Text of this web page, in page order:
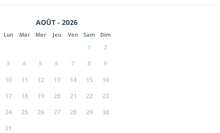
AOÛT - 2026
Lun Mar Mer Jeu Ven Sam Dim
1
2
3
4 5 6 7 8 9
10 11 12 13 14 15
16
17
18 19 20 21 22
23
24
25 26 27 28 29
30
31